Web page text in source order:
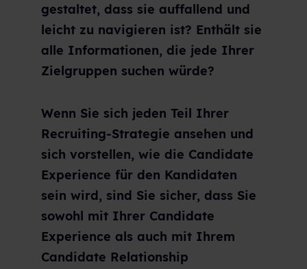
gestaltet, dass sie auffallend und
leicht zu navigieren ist? Enthält sie
alle Informationen, die jede Ihrer
Zielgruppen suchen würde?
Wenn Sie sich jeden Teil Ihrer
Recruiting-Strategie ansehen und
sich vorstellen, wie die Candidate
Experience für den Kandidaten
sein wird, sind Sie sicher, dass Sie
sowohl mit Ihrer Candidate
Experience als auch mit Ihrem
Candidate Relationship